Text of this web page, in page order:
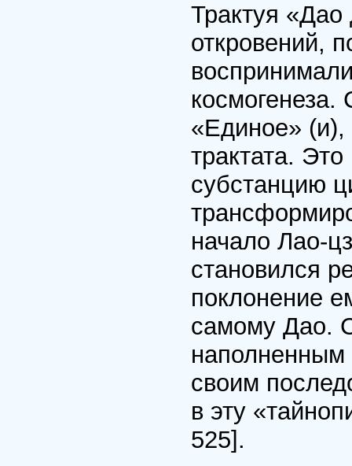
Трактуя «Дао
откровений,
«Единое» (и),
трактата.
субстанцию
начало Лао-
становился
поклонение
самому Дао.
наполненным
своим
в эту
525].